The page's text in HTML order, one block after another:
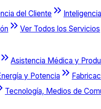
del Cliente
Ver Todos los Servicios
Asistencia Médica y
y Potencia
Tecnología, Medios de